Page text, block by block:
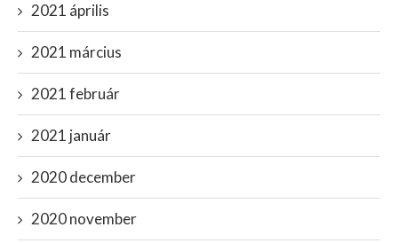
2021 április
2021 március
2021 február
2021 január
2020 december
2020 november